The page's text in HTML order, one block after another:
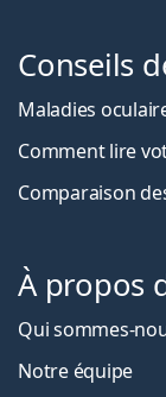
Conseils
Maladies
Comment lire
Comparaison
À propos
Qui sommes-
Notre équipe